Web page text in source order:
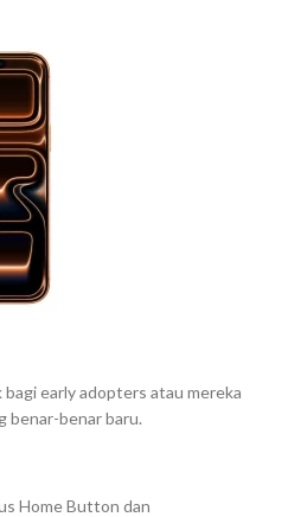
bagiearly adopters atau mereka
benar-benar baru.
Home Button dan